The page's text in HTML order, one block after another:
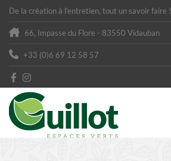
De la création à l’entretien, tout un savoir faire !
66, Impasse du Flore - 83550 Vidauban
+33 (0)6 69 12 58 57